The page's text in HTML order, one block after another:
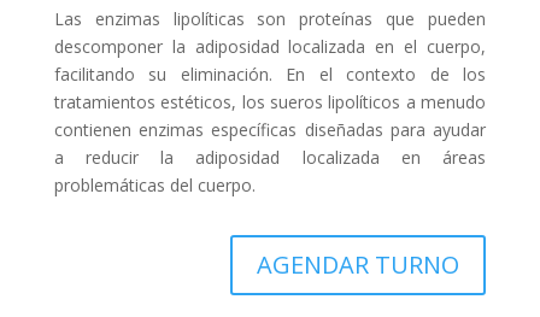
Las enzimas lipolíticas son proteínas que pueden
descomponer la adiposidad localizada en el cuerpo,
facilitando su eliminación. En el contexto de los
tratamientos estéticos, los sueros lipolíticos a menudo
contienen enzimas específicas diseñadas para ayudar
a reducir la adiposidad localizada en áreas
problemáticas del cuerpo.
AGENDAR TURNO